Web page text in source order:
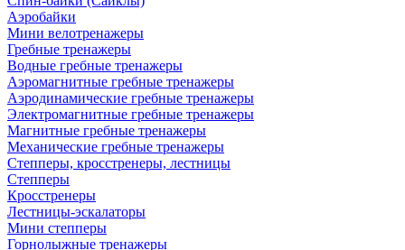
Аэробайки
Мини велотренажеры
Гребные тренажеры
Водные гребные тренажеры
Аэромагнитные гребные тренажеры
Аэродинамические гребные тренажеры
Электромагнитные гребные тренажеры
Магнитные гребные тренажеры
Механические гребные тренажеры
Степперы, кросстренеры, лестницы
Степперы
Кросстренеры
Лестницы-эскалаторы
Мини степперы
Горнолыжные тренажеры